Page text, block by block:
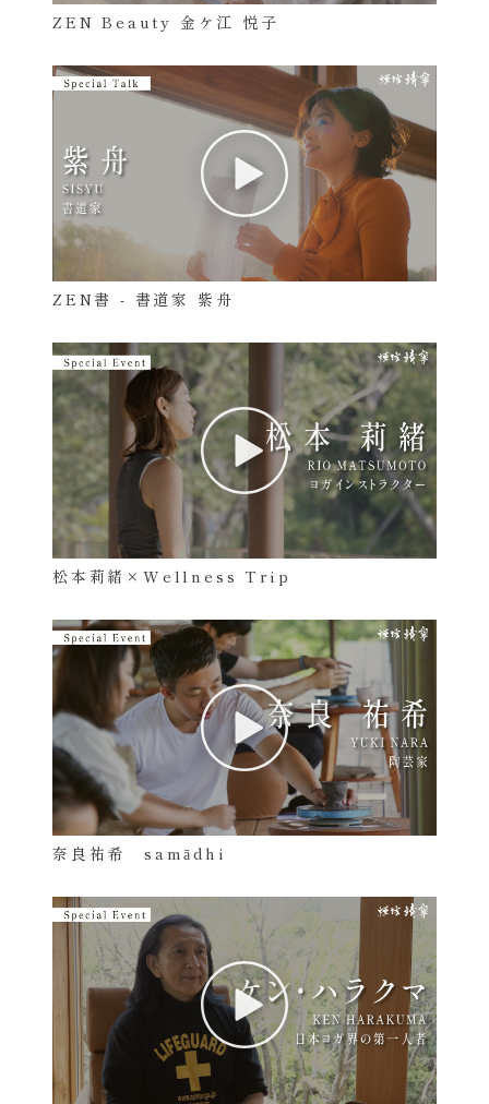
ZEN Beauty 金ケ江 悦子
ZEN書 - 書道家 紫舟
松本莉緒×Wellness Trip
奈良祐希 samādhi